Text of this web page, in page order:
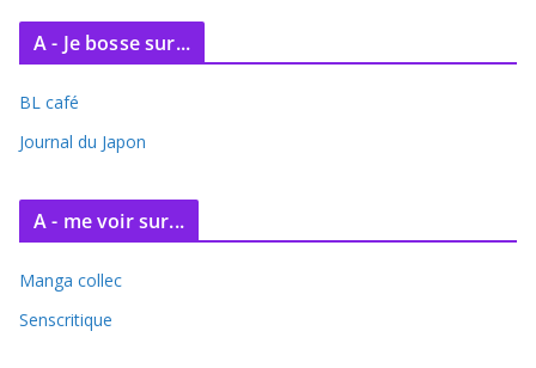
A - Je bosse sur...
BL café
Journal du Japon
A - me voir sur...
Manga collec
Senscritique